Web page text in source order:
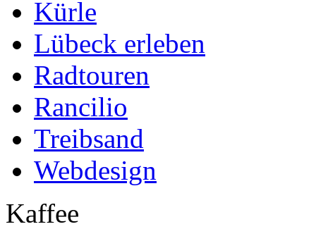
Kürle
Lübeck erleben
Radtouren
Rancilio
Treibsand
Webdesign
Kaffee